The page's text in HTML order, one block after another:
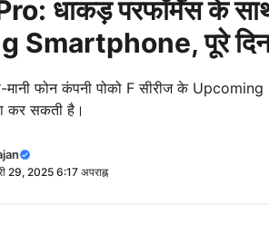
धाकड़ परफॉर्मेंस के
Smartphone, पूरे
मानी फोन कंपनी पोको F सीरीज के
कर सकती है।
29, 2025 6:17 अपराह्न